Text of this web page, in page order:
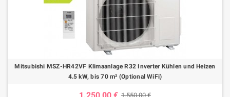
Mitsubishi MSZ-HR42VF Klimaanlage R32 Inverter Kühlen und Heizen
4.5 kW, bis 70 m² (Optional WiFi)
1.250,00 € 1.550,00 €